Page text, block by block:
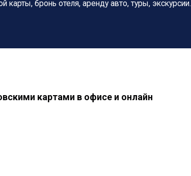
карты, бронь отеля, аренду авто, туры, экскурсии.
картами в офисе и онлайн